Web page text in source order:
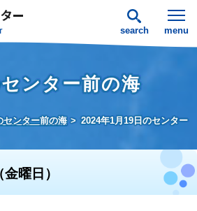
search menu
ンター前の海
センター前の海
2024年1月19日のセンター
曜日）